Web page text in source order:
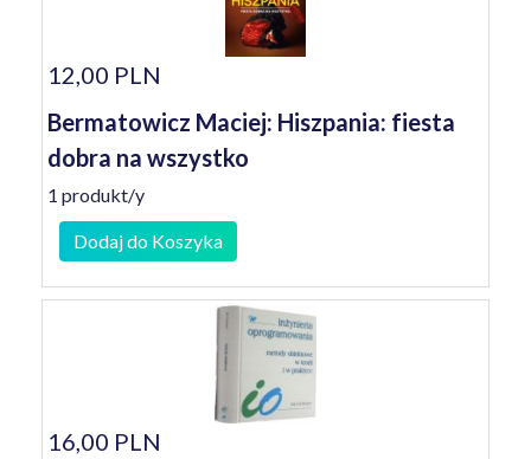
12,00 PLN
Bermatowicz Maciej: Hiszpania: fiesta
dobra na wszystko
1 produkt/y
Dodaj do Koszyka
16,00 PLN